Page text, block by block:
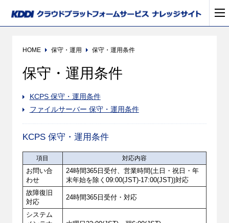
HOME 保守・運用 保守・運用条件
保守・運用条件
KCPS 保守・運用条件
ファイルサーバー 保守・運用条件
KCPS 保守・運用条件
項目 対応内容
お問い合
わせ
24時間365日受付、営業時間(土日・祝日・年
末年始を除く09:00(JST)-17:00(JST))対応
故障復旧
対応
24時間365日受付・対応
システム